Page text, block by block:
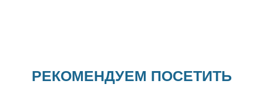
РЕКОМЕНДУЕМ ПОСЕТИТЬ